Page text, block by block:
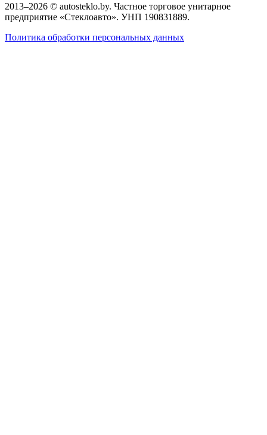
2013–2026 © autosteklo.by. Частное торговое унитарное
предприятие «Стеклоавто». УНП 190831889.
Политика обработки персональных данных